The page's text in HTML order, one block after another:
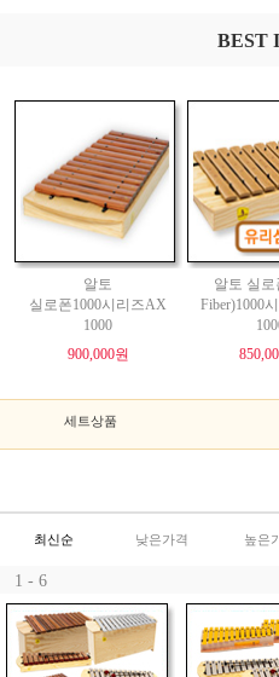
BEST
알토
실로폰1000시리즈AX
1000
900,000원
알토 실로
Fiber)1000
세트상품
최신순 낮은가격 높은
1 - 6